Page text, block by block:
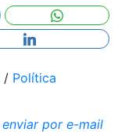
/ Política
enviar por e-mail